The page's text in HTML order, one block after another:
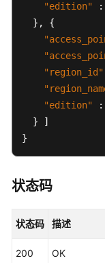
通
术
语
任
担
云
"edition"
:
} ,
{
"region_id"
"edition"
:
}
]
}
状态码
状态码 描述
200 OK